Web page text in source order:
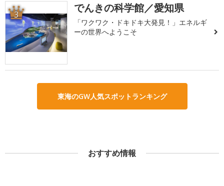
3 でんきの科学館／愛知県
「ワクワク・ドキドキ大発見！」エネルギ
ーの世界へようこそ
東海のGW人気スポットランキング
おすすめ情報